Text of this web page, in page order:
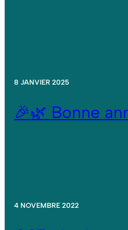
8 JANVIER 2025
🎉🌿 Bonne
4 NOVEMBRE 2022